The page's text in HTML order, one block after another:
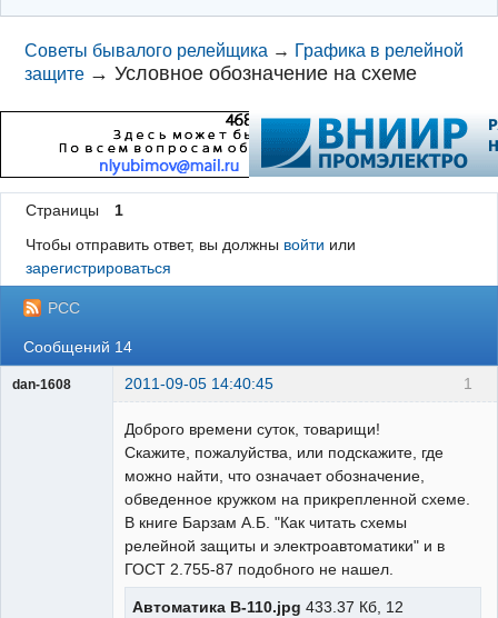
Советы бывалого релейщика → Графика в релейной
защите →Условное обозначение на схеме
Страницы
1
Чтобы отправить ответ, вы должны войти или
зарегистрироваться
РСС
Сообщений 14
1
dan-1608 2011-09-05 14:40:45
Доброго времени суток, товарищи!
Скажите, пожалуйства, или подскажите, где
можно найти, что означает обозначение,
обведенное кружком на прикрепленной схеме.
В книге Барзам А.Б. "Как читать схемы
релейной защиты и электроавтоматики" и в
ГОСТ 2.755-87 подобного не нашел.
Автоматика В-110.jpg 433.37 Кб, 12